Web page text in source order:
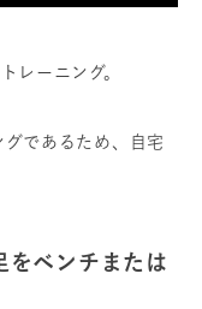
レーニング。
であるため、自宅
をベンチまたは